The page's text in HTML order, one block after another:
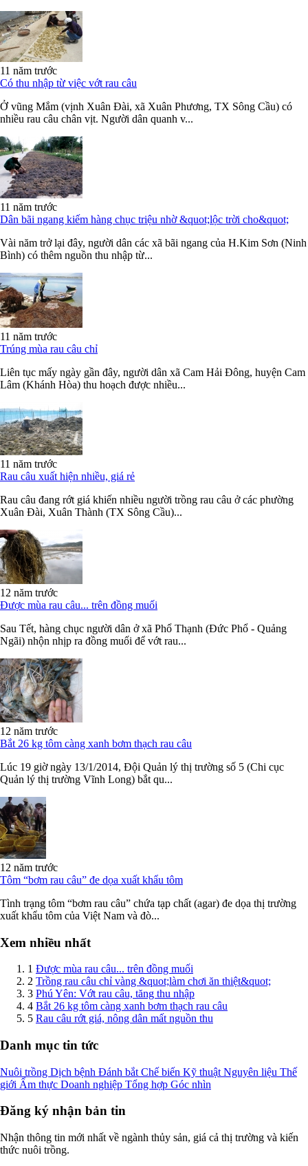
11 năm trước
Có thu nhập từ việc vớt rau câu
Ở vũng Mắm (vịnh Xuân Đài, xã Xuân Phương, TX Sông Cầu) có
nhiều rau câu chân vịt. Người dân quanh v...
11 năm trước
Dân bãi ngang kiếm hàng chục triệu nhờ &quot;lộc trời cho&quot;
Vài năm trở lại đây, người dân các xã bãi ngang của H.Kim Sơn (Ninh
Bình) có thêm nguồn thu nhập từ...
11 năm trước
Trúng mùa rau câu chỉ
Liên tục mấy ngày gần đây, người dân xã Cam Hải Đông, huyện Cam
Lâm (Khánh Hòa) thu hoạch được nhiều...
11 năm trước
Rau câu xuất hiện nhiều, giá rẻ
Rau câu đang rớt giá khiến nhiều người trồng rau câu ở các phường
Xuân Đài, Xuân Thành (TX Sông Cầu)...
12 năm trước
Được mùa rau câu... trên đồng muối
Sau Tết, hàng chục người dân ở xã Phổ Thạnh (Đức Phổ - Quảng
Ngãi) nhộn nhịp ra đồng muối để vớt rau...
12 năm trước
Bắt 26 kg tôm càng xanh bơm thạch rau câu
Lúc 19 giờ ngày 13/1/2014, Đội Quản lý thị trường số 5 (Chi cục
Quản lý thị trường Vĩnh Long) bắt qu...
12 năm trước
Tôm “bơm rau câu” đe dọa xuất khẩu tôm
Tình trạng tôm “bơm rau câu” chứa tạp chất (agar) đe dọa thị trường
xuất khẩu tôm của Việt Nam và đò...
Xem nhiều nhất
1 Được mùa rau câu... trên đồng muối
2 Trồng rau câu chỉ vàng &quot;làm chơi ăn thiệt&quot;
3 Phú Yên: Vớt rau câu, tăng thu nhập
4 Bắt 26 kg tôm càng xanh bơm thạch rau câu
5 Rau câu rớt giá, nông dân mất nguồn thu
Danh mục tin tức
Nuôi trồng Dịch bệnh Đánh bắt Chế biến Kỹ thuật Nguyên liệu Thế
giới Ẩm thực Doanh nghiệp Tổng hợp Góc nhìn
Đăng ký nhận bản tin
Nhận thông tin mới nhất về ngành thủy sản, giá cả thị trường và kiến
thức nuôi trồng.